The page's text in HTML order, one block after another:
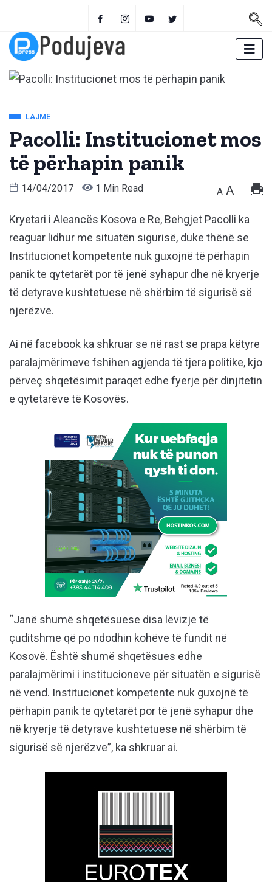
LAJME
Pacolli: Institucionet mos
të përhapin panik
14/04/2017 1 Min Read A A
Kryetari i Aleancës Kosova e Re, Behgjet Pacolli ka
reaguar lidhur me situatën sigurisë, duke thënë se
Institucionet kompetente nuk guxojnë të përhapin
panik te qytetarët por të jenë syhapur dhe në kryerje
të detyrave kushtetuese në shërbim të sigurisë së
njerëzve.
Ai në facebook ka shkruar se në rast se prapa këtyre
paralajmërimeve fshihen agjenda të tjera politike, kjo
përveç shqetësimit paraqet edhe fyerje për dinjitetin
e qytetarëve të Kosovës.
“Janë shumë shqetësuese disa lëvizje të
çuditshme që po ndodhin kohëve të fundit në
Kosovë. Është shumë shqetësues edhe
paralajmërimi i institucioneve për situatën e sigurisë
në vend. Institucionet kompetente nuk guxojnë të
përhapin panik te qytetarët por të jenë syhapur dhe
në kryerje të detyrave kushtetuese në shërbim të
sigurisë së njerëzve”, ka shkruar ai.